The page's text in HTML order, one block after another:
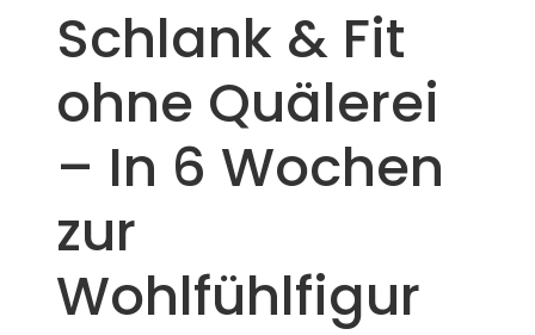
Schlank & Fit
ohne Quälerei
– In 6 Wochen
zur
Wohlfühlfigur